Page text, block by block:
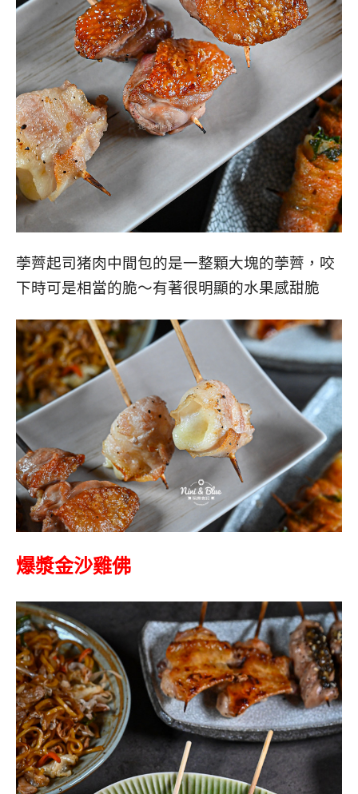
荸薺起司猪肉中間包的是一整顆大塊的荸薺，咬
下時可是相當的脆～有著很明顯的水果感甜脆
爆漿金沙雞佛